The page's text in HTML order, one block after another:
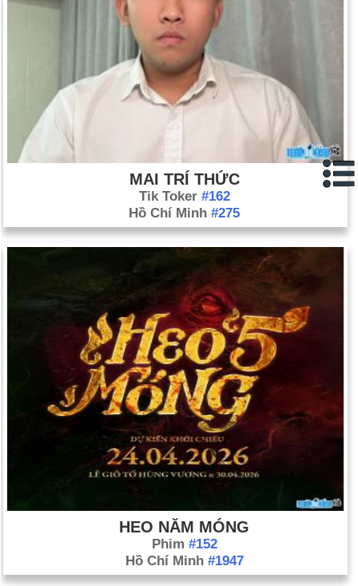
MAI TRÍ THỨC
Tik Toker #162
Hồ Chí Minh #275
HEO NĂM MÓNG
Phim #152
Hồ Chí Minh #1947